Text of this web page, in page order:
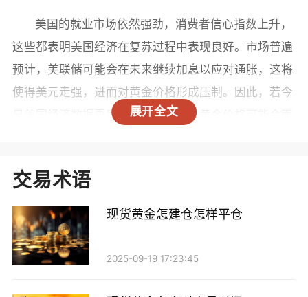
展开全文
美国的就业市场依然强劲，消费者信心指数上升，
这些都表明美国经济在复苏过程中表现良好。市场普遍
预计，美联储可能会在未来继续加息以应对通胀，这将
使得美元走强，进而对黄金价格形成压制。因此，若今
日美国经济数据再度超出预期，那么黄金价格可能会面
二、技术面分析
从技术面来看，黄金的价格走势也值得关注。近
期，黄金价格在1800美元/盎司附近震荡，未能有效突
破这一关键阻力位。技术图形显示，若黄金价格跌破
交易术语
现货黄金怎建仓怎样平仓
2025-09-19 17:23:45